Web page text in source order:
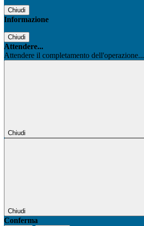
Chiudi
Informazione
Chiudi
Attendere...
Attendere il completamento dell'operazione...
Chiudi
Chiudi
Conferma